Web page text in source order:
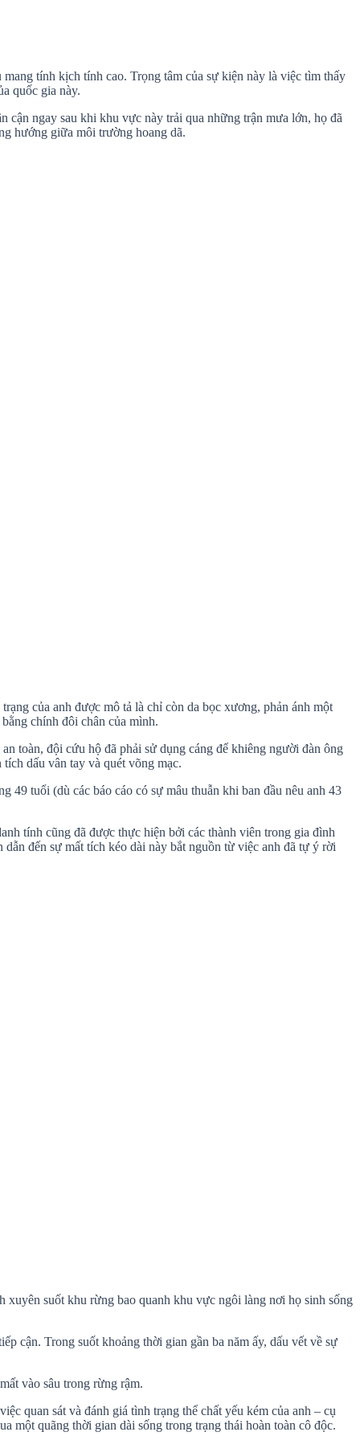
tính kịch tính cao. Trọng tâm của sự kiện này là việc tìm thấy
quốc gia này.
ngay sau khi khu vực này trải qua những trận mưa lớn, họ đã
hướng giữa môi trường hoang dã.
của anh được mô tả là chỉ còn da bọc xương, phản ánh một
chính đôi chân của mình.
toàn, đội cứu hộ đã phải sử dụng cáng để khiêng người đàn ông
dấu vân tay và quét võng mạc.
tuổi (dù các báo cáo có sự mâu thuẫn khi ban đầu nêu anh 43
tính cũng đã được thực hiện bởi các thành viên trong gia đình
đến sự mất tích kéo dài này bắt nguồn từ việc anh đã tự ý rời
suốt khu rừng bao quanh khu vực ngôi làng nơi họ sinh sống
cận. Trong suốt khoảng thời gian gần ba năm ấy, dấu vết về sự
vào sâu trong rừng rậm.
quan sát và đánh giá tình trạng thể chất yếu kém của anh – cụ
một quãng thời gian dài sống trong trạng thái hoàn toàn cô độc.